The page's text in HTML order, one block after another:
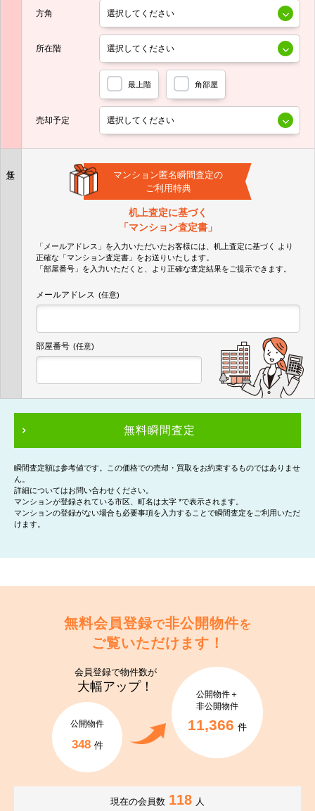
方角
所在階
最上階 角部屋
売却予定
マンション匿名瞬間査定の
ご利用特典
机上査定に基づく
「マンション査定書」
「メールアドレス」を入力いただいたお客様には、机上査定に基づく
より
正確な 「マンション査定書」 をお送りいたします。
「部屋番号」を入力いただくと、より正確な査定結果をご提示できます。
メールアドレス (任意)
部屋番号 (任意)
無料瞬間査定
瞬間査定額は参考値です。この価格での売却・買取をお約束するものではありませ
ん。
詳細についてはお問い合わせください。
マンションが登録されている市区、町名は太字 *で表示されます。
マンションの登録がない場合も必要事項を入力することで瞬間査定をご利用いただ
けます。
無料会員登録で非公開物件を
ご覧いただけます！
会員登録で物件数が
大幅アップ！
公開物件
348 件
公開物件＋
非公開物件
11,366 件
現在の会員数 118 人